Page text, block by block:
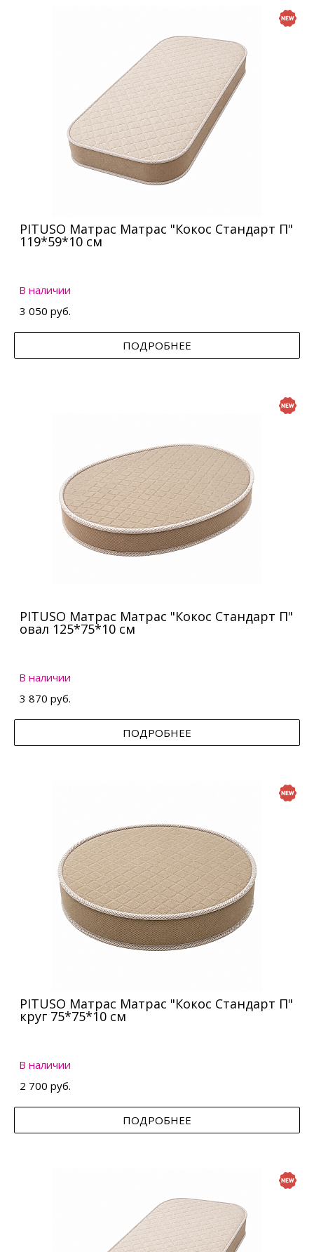
PITUSO Матрас Матрас "Кокос Стандарт П"
119*59*10 см
В наличии
3 050 руб.
ПОДРОБНЕЕ
PITUSO Матрас Матрас "Кокос Стандарт П"
овал 125*75*10 см
В наличии
3 870 руб.
ПОДРОБНЕЕ
PITUSO Матрас Матрас "Кокос Стандарт П"
круг 75*75*10 см
В наличии
2 700 руб.
ПОДРОБНЕЕ